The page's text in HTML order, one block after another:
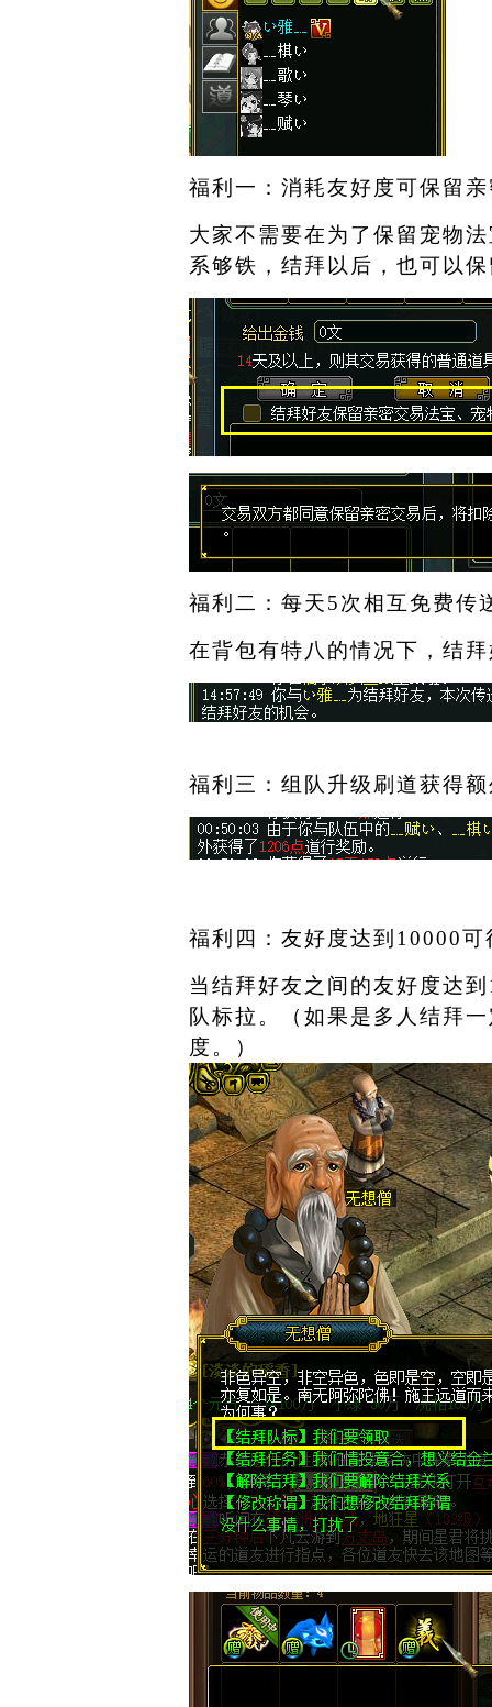
福利一：消耗友好度可保留
大家不需要在为了保留宠物
系够铁，结拜以后，也可以
福利二：每天5次相互免费传
在背包有特八的情况下，结
福利三：组队升级刷道获得
福利四：友好度达到 10000可
当结拜好友之间的友好度达到
队标拉。（如果是多人结拜
度。）